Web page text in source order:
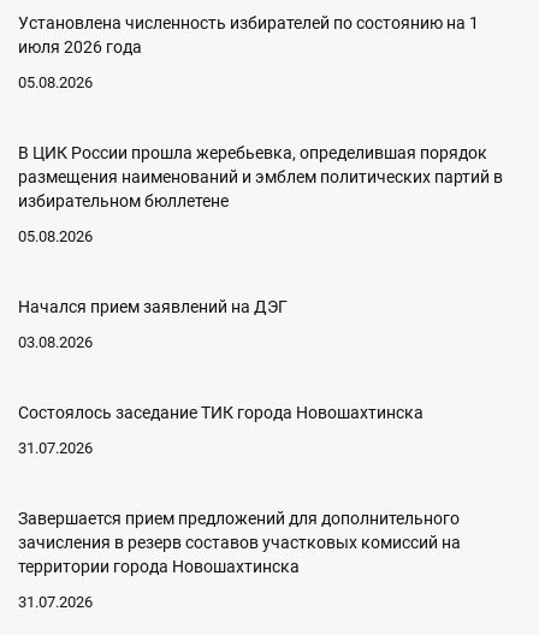
Установлена численность избирателей по состоянию на 1
июля 2026 года
05.08.2026
В ЦИК России прошла жеребьевка, определившая порядок
размещения наименований и эмблем политических партий в
избирательном бюллетене
05.08.2026
Начался прием заявлений на ДЭГ
03.08.2026
Состоялось заседание ТИК города Новошахтинска
31.07.2026
Завершается прием предложений для дополнительного
зачисления в резерв составов участковых комиссий на
территории города Новошахтинска
31.07.2026